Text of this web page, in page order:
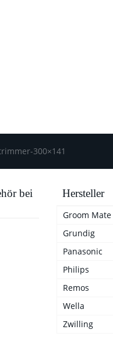
300×141
bei
Hersteller
Groom Mate
Grundig
Panasonic
Philips
Remos
Wella
Zwilling